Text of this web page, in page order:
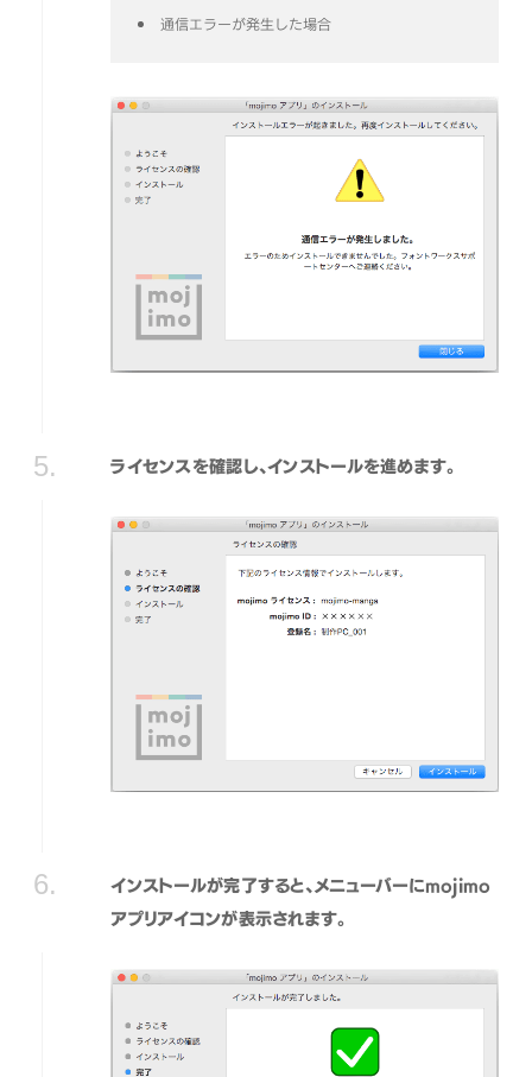
通信エラーが発生した場合
ライセンスを確認し、インストールを進めます。
インストールが完了すると、メニューバーにmojimo
アプリアイコンが表示されます。